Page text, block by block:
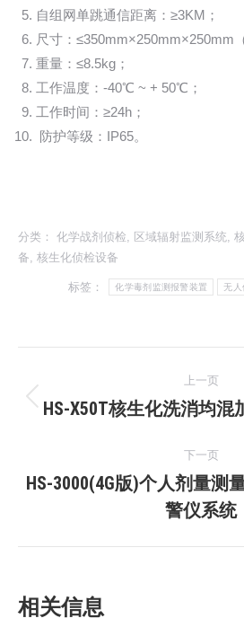
自组网单跳通信距离：≥3KM；
尺寸：≤350mm×250mm×250mm
重量：≤8.5kg；
工作温度：-40℃ ~ + 50℃；
工作时间：≥24h；
防护等级：IP65。
分类： 化学战剂侦检, 区域辐射监测系统,
备, 核生化侦检设备
标签： 化学毒剂监测报警装置 无人
章
航
上一页
上
文
章：
HS-X50T核生化洗消均混
下一页
下
一
文
HS-3000(4G版)个人剂量测
警仪系统
相关信息